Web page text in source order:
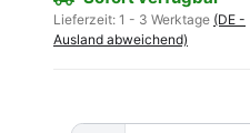
Lieferzeit: 1 - 3 Werktage (DE -
Ausland abweichend)